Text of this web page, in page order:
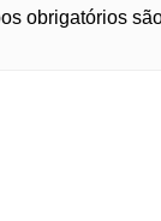
obrigatórios